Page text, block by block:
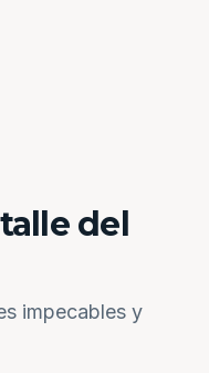
del
impecables y